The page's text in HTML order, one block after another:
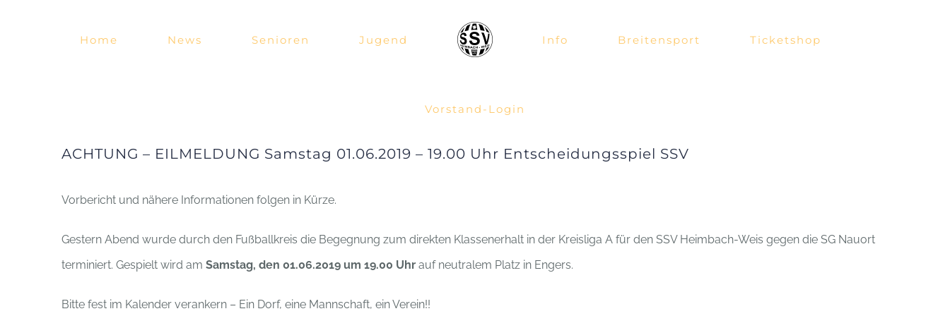
Home News Senioren Jugend Info Breitensport Ticketshop
Vorstand-Login
ACHTUNG – EILMELDUNG Samstag 01.06.2019 – 19.00 Uhr Entscheidungsspiel SSV
Vorbericht und nähere Informationen folgen in Kürze.
Gestern Abend wurde durch den Fußballkreis die Begegnung zum direkten Klassenerhalt in der Kreisliga A für den SSV Heimbach-Weis gegen die SG Nauort
terminiert. Gespielt wird am Samstag, den 01.06.2019 um 19.00 Uhr auf neutralem Platz in Engers.
Bitte fest im Kalender verankern – Ein Dorf, eine Mannschaft, ein Verein!!